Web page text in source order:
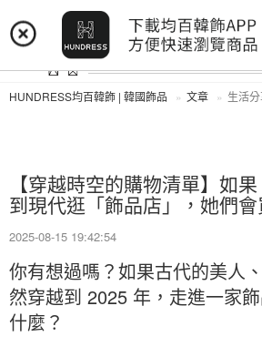
登入 註冊
HUNDRESS均百韓飾 | 韓國飾品 文章 生活
【穿越時空的購物清單】如
到現代逛「飾品店」，她們會
2025-08-15 19:42:54
你有想過嗎？如果古代的美人
然穿越到 2025 年，走進一家
什麼？